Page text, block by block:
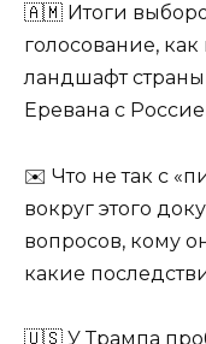
🇦🇲 Итоги
голосование,
ландшафт
Еревана с
✉️ Что не так с
вокруг этого
вопросов, кому
какие
🇺🇸 У Трампа